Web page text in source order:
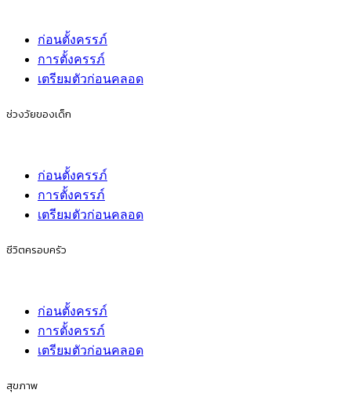
ก่อนตั้งครรภ์
การตั้งครรภ์
เตรียมตัวก่อนคลอด
ช่วงวัยของเด็ก
ก่อนตั้งครรภ์
การตั้งครรภ์
เตรียมตัวก่อนคลอด
ชีวิตครอบครัว
ก่อนตั้งครรภ์
การตั้งครรภ์
เตรียมตัวก่อนคลอด
สุขภาพ